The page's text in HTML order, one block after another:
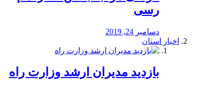
رسی
دسامبر 24, 2019
اخبار استان
بازدید مدیران ارشد وزارت راه